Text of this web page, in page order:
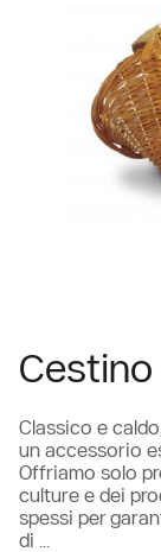
Classico e
un accessorio
Offriamo solo
culture e dei
spessi per
di ...